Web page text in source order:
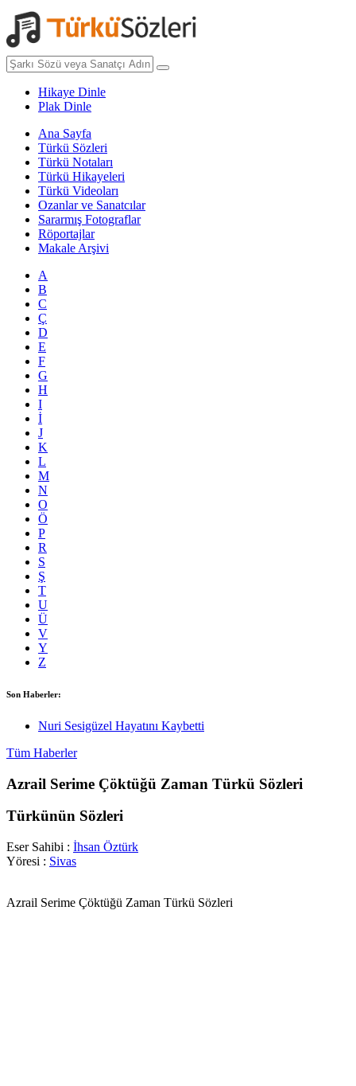
Hikaye Dinle
Plak Dinle
Ana Sayfa
Türkü Sözleri
Türkü Notaları
Türkü Hikayeleri
Türkü Videoları
Ozanlar ve Sanatcılar
Sararmış Fotograflar
Röportajlar
Makale Arşivi
A
B
C
Ç
D
E
F
G
H
I
İ
J
K
L
M
N
O
Ö
P
R
S
Ş
T
U
Ü
V
Y
Z
Son Haberler:
Nuri Sesigüzel Hayatını Kaybetti
Tüm Haberler
Azrail Serime Çöktüğü Zaman Türkü Sözleri
Türkünün Sözleri
Eser Sahibi : İhsan Öztürk
Yöresi : Sivas
Azrail Serime Çöktüğü Zaman Türkü Sözleri